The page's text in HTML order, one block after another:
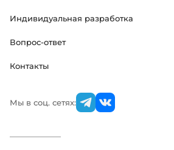
Индивидуальная разработка
Вопрос-ответ
Контакты
Мы в соц. сетях: